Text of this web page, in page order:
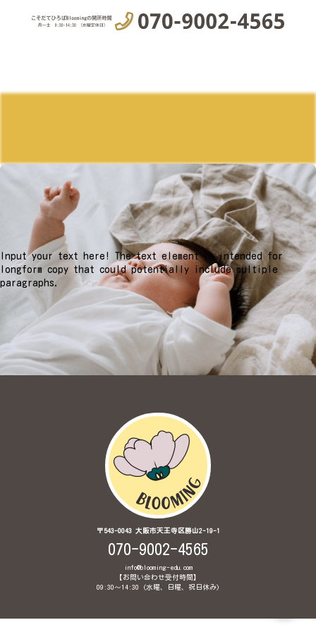
Input your text here! The text element is intended for
longform copy that could potentially include multiple
paragraphs.
〒543-0043 大阪市天王寺区勝山2-19-1
070-9002-4565
info@blooming-edu.com
【お問い合わせ受付時間】
09:30〜14:30 (水曜、日曜、祝日休み)